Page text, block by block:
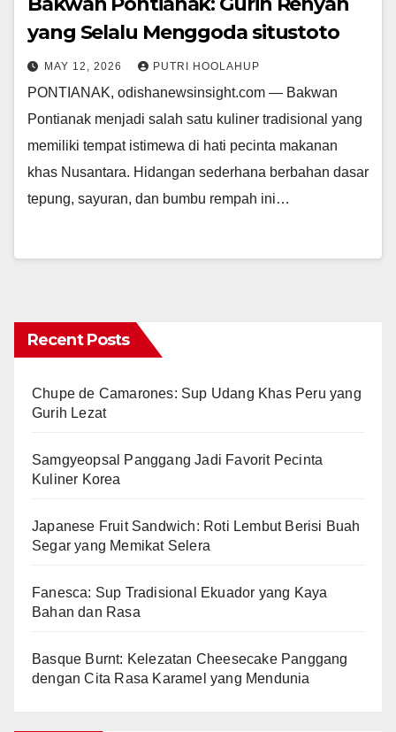
yang Selalu Menggoda situstoto
MAY 12, 2026 PUTRI HOOLAHUP
PONTIANAK, odishanewsinsight.com — Bakwan
Pontianak menjadi salah satu kuliner tradisional yang
memiliki tempat istimewa di hati pecinta makanan
khas Nusantara. Hidangan sederhana berbahan dasar
tepung, sayuran, dan bumbu rempah ini…
Recent Posts
Chupe de Camarones: Sup Udang Khas Peru yang
Gurih Lezat
Samgyeopsal Panggang Jadi Favorit Pecinta
Kuliner Korea
Japanese Fruit Sandwich: Roti Lembut Berisi Buah
Segar yang Memikat Selera
Fanesca: Sup Tradisional Ekuador yang Kaya
Bahan dan Rasa
Basque Burnt: Kelezatan Cheesecake Panggang
dengan Cita Rasa Karamel yang Mendunia